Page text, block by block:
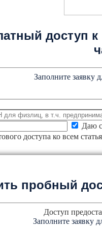
доступ к
Заполните заявку
Даю
доступа ко всем
пробный
Доступ
Заполните заявку